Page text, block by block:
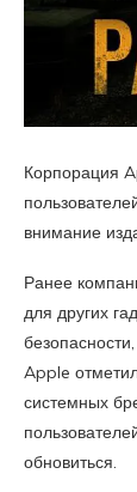
Корпорация
внимание
Ранее
для других
Apple
системных
обновиться.